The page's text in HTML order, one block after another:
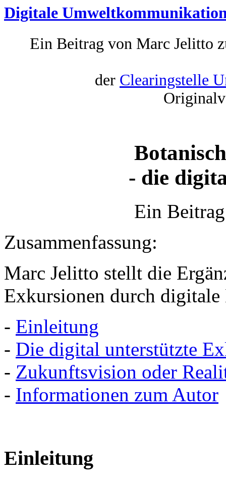
Digitale
Ein Beitrag von Marc Jelitto
der Clearingstelle
- die
Ein
Zusammenfassung:
Marc Jelitto stellt die
Exkursionen durch
- Einleitung
- Die digital unterstützte
- Zukunftsvision oder
- Informationen zum Autor
Einleitung